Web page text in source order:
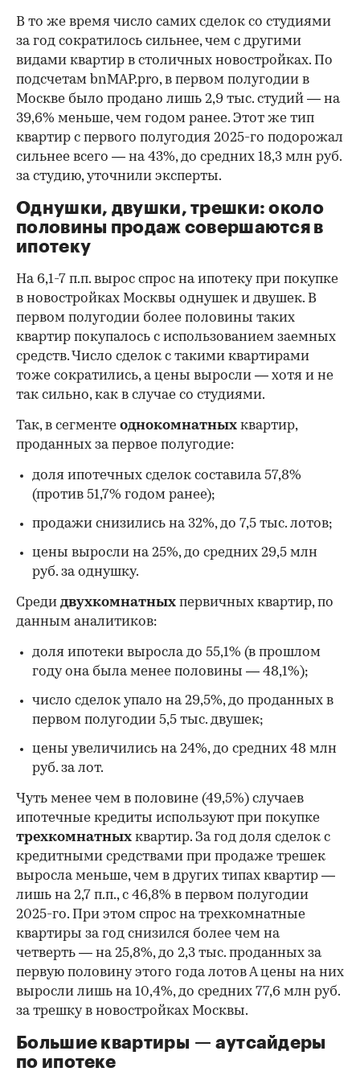
00:00 / 00:00
В то же время число самих сделок со студиями
за год сократилось сильнее, чем с другими
видами квартир в столичных новостройках. По
подсчетам bnMAP.pro, в первом полугодии в
Москве было продано лишь 2,9 тыс. студий — на
39,6% меньше, чем годом ранее. Этот же тип
квартир с первого полугодия 2025-го подорожал
сильнее всего — на 43%, до средних 18,3 млн руб.
за студию, уточнили эксперты.
Однушки, двушки, трешки: около
половины продаж совершаются в
ипотеку
На 6,1-7 п.п. вырос спрос на ипотеку при покупке
в новостройках Москвы однушек и двушек. В
первом полугодии более половины таких
квартир покупалось с использованием заемных
средств. Число сделок с такими квартирами
тоже сократились, а цены выросли — хотя и не
так сильно, как в случае со студиями.
Так, в сегменте однокомнатных квартир,
проданных за первое полугодие:
доля ипотечных сделок составила 57,8%
(против 51,7% годом ранее);
продажи снизились на 32%, до 7,5 тыс. лотов;
цены выросли на 25%, до средних 29,5 млн
руб. за однушку.
Среди двухкомнатных первичных квартир, по
данным аналитиков:
доля ипотеки выросла до 55,1% (в прошлом
году она была менее половины — 48,1%);
число сделок упало на 29,5%, до проданных в
первом полугодии 5,5 тыс. двушек;
цены увеличились на 24%, до средних 48 млн
руб. за лот.
Чуть менее чем в половине (49,5%) случаев
ипотечные кредиты используют при покупке
трехкомнатных квартир. За год доля сделок с
кредитными средствами при продаже трешек
выросла меньше, чем в других типах квартир —
лишь на 2,7 п.п., с 46,8% в первом полугодии
2025-го. При этом спрос на трехкомнатные
квартиры за год снизился более чем на
четверть — на 25,8%, до 2,3 тыс. проданных за
первую половину этого года лотов А цены на них
выросли лишь на 10,4%, до средних 77,6 млн руб.
за трешку в новостройках Москвы.
Большие квартиры — аутсайдеры
по ипотеке